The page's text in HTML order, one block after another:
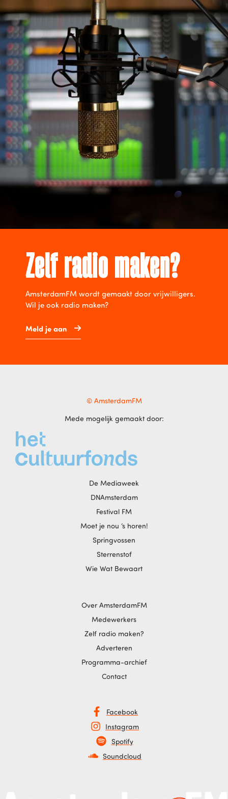
Zelf radio maken?
AmsterdamFM wordt gemaakt door vrijwilligers.
Wil je ook radio maken?
Meld je aan
© AmsterdamFM
Mede mogelijk gemaakt door:
De Mediaweek
DNAmsterdam
Festival FM
Moet je nou ‘s horen!
Springvossen
Sterrenstof
Wie Wat Bewaart
Over AmsterdamFM
Medewerkers
Zelf radio maken?
Adverteren
Programma-archief
Contact
Facebook
Instagram
Spotify
Soundcloud